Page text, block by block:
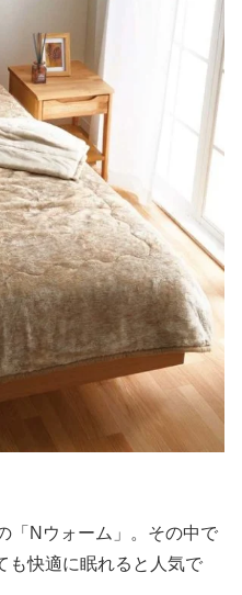
「Nウォーム」。その中で
も快適に眠れると人気で